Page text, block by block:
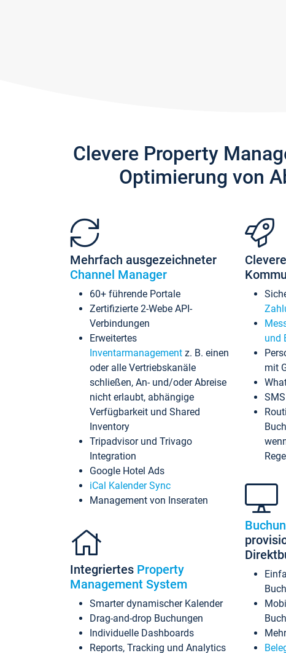
Clevere Property
Optimierung von
Mehrfach ausgezeichneter
Channel Manager
60+ führende Portale
Zertifizierte 2-Webe API-
Verbindungen
Erweitertes
Inventarmanagement z. B. einen
oder alle Vertriebskanäle
schließen, An- und/oder Abreise
nicht erlaubt, abhängige
Verfügbarkeit und Shared
Inventory
Tripadvisor und Trivago
Integration
Google Hotel Ads
iCal Kalender Sync
Management von Inseraten
Integriertes Property
Management System
Smarter dynamischer Kalender
Drag-and-drop Buchungen
Individuelle Dashboards
Reports, Tracking und Analytics
und
mit